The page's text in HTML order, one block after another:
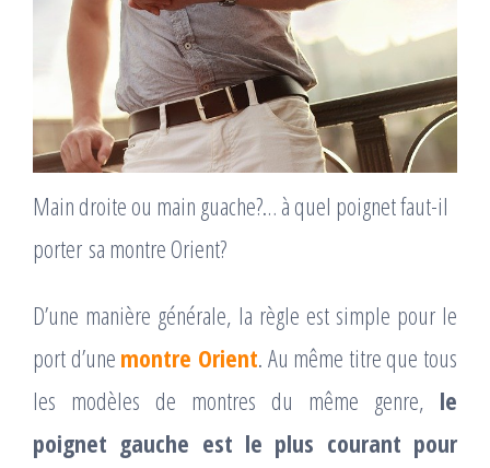
Main droite ou main guache?… à quel poignet faut-il
porter sa montre Orient?
D’une manière générale, la règle est simple pour le
port d’une montre Orient. Au même titre que tous
les modèles de montres du même genre, le
poignet gauche est le plus courant pour